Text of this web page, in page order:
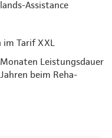
Assistance
im Tarif XXL
Leistungsdauer
beim Reha-